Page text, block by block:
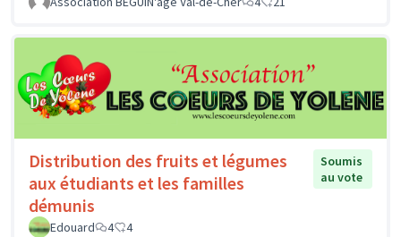
Distribution des fruits et légumes
aux étudiants et les familles
démunis
Soumis
au vote
Edouard 4 4